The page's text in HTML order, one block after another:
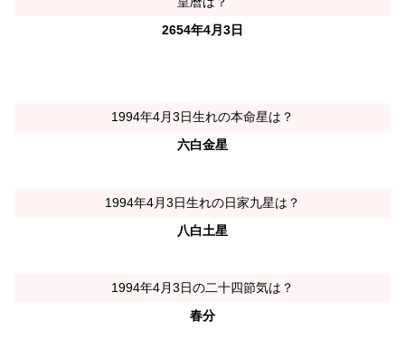
2654年4月3日
1994年4月3日生れの本命星は？
六白金星
1994年4月3日生れの日家九星は？
八白土星
1994年4月3日の二十四節気は？
春分